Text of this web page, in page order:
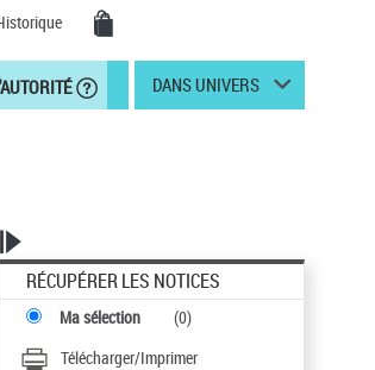
DANS UNIVERS
RÉCUPÉRER LES NOTICES
Ma sélection (0)
Télécharger/Imprimer